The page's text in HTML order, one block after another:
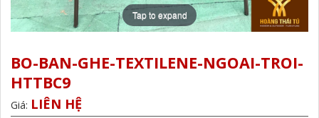
Tap to expand
BO-BAN-GHE-TEXTILENE-NGOAI-TROI-
HTTBC9
Giá: LIÊN HỆ